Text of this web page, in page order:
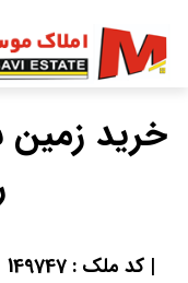
خرید
| کد ملک : 149747